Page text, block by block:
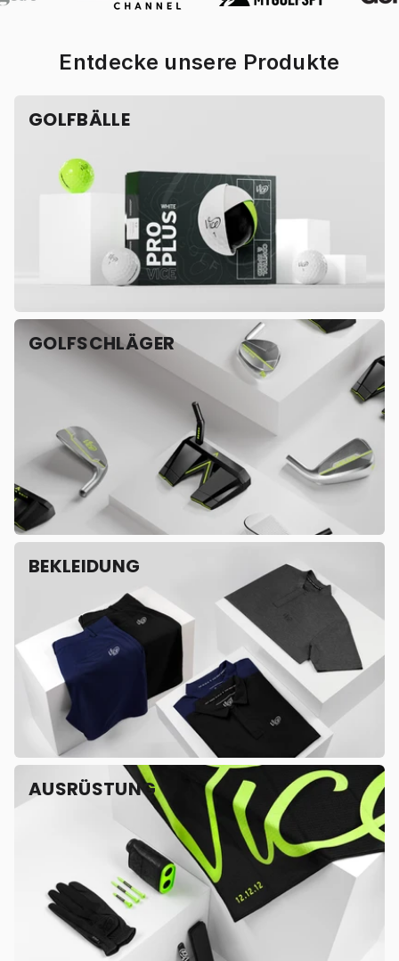
Entdecke unsere Produkte
GOLFBÄLLE
GOLFSCHLÄGER
BEKLEIDUNG
AUSRÜSTUNG